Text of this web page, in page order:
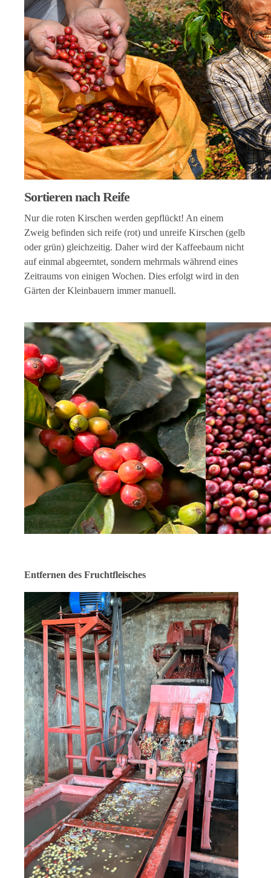
Sortieren nach Reife
Nur die roten Kirschen werden gepflückt! An einem
Zweig befinden sich reife (rot) und unreife Kirschen (gelb
oder grün) gleichzeitig. Daher wird der Kaffeebaum nicht
auf einmal abgeerntet, sondern mehrmals während eines
Zeitraums von einigen Wochen. Dies erfolgt wird in den
Gärten der Kleinbauern immer manuell.
Entfernen des Fruchtfleisches